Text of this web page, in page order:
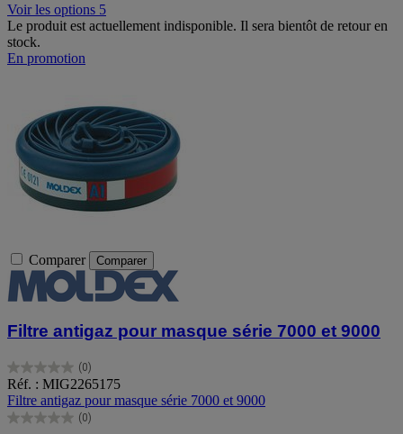
Voir les options 5
Le produit est actuellement indisponible. Il sera bientôt de retour en
stock.
En promotion
Comparer Comparer
Filtre antigaz pour masque série 7000 et 9000
(0)
0.0
sur
5
étoiles.
Réf. : MIG2265175
Filtre antigaz pour masque série 7000 et 9000
(0)
0.0